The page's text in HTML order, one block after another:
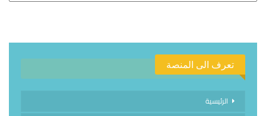
تعرف الى المنصة
الرئيسية